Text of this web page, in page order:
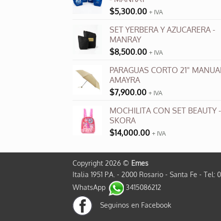
$5,300.00 + IVA
SET YERBERA Y AZUCARERA -
MANRAY
$8,500.00 + IVA
PARAGUAS CORTO 21"
AMAYRA
$7,900.00 + IVA
MOCHILITA CON SET BEAUTY -
SKORA
$14,000.00 + IVA
Copyright 2026 © Emes
Italia 1951 P.A. - 2000 Rosario - Santa Fe - Tel:
WhatsApp
3415086212
Seguinos en Facebook